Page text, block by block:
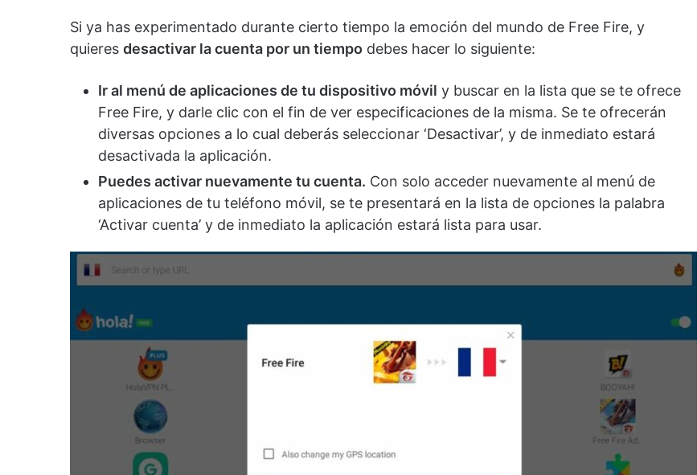
Si ya has experimentado durante cierto tiempo la emoción del mundo de Free Fire, y
quieres desactivar la cuenta por un tiempo debes hacer lo siguiente:
Ir al menú de aplicaciones de tu dispositivo móvil y buscar en la lista que se te ofrece
Free Fire, y darle clic con el fin de ver especificaciones de la misma. Se te ofrecerán
diversas opciones a lo cual deberás seleccionar ‘Desactivar’, y de inmediato estará
desactivada la aplicación.
Puedes activar nuevamente tu cuenta. Con solo acceder nuevamente al menú de
aplicaciones de tu teléfono móvil, se te presentará en la lista de opciones la palabra
‘Activar cuenta’ y de inmediato la aplicación estará lista para usar.